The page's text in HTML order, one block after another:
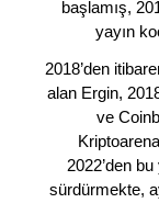
başlamış,
yayın
2018’den
alan Ergin,
ve
2022’den
sürdürmekte,